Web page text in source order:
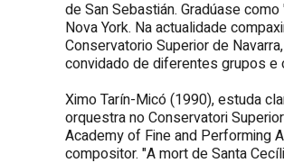
de San Sebastián. Gradúase
Nova York. Na actualidade
Conservatorio Superior de
convidado de diferentes grupos e
Ximo Tarín-Micó (1990), estuda
orquestra no Conservatori
Academy of Fine and Performing
compositor. "A mort de Santa